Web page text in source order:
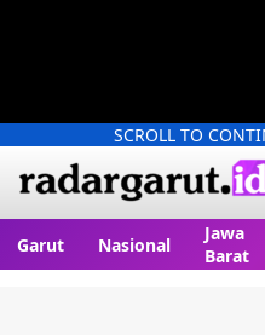
SCROLL TO
Garut Nasional
Jawa
Barat